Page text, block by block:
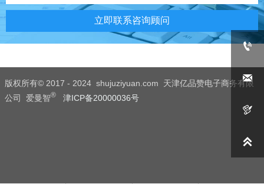
立即联系咨询顾问
版权所有© 2017 - 2024 shujuziyuan.com 天津亿品赞电子商务有限
公司 爱曼智® 津ICP备20000036号



